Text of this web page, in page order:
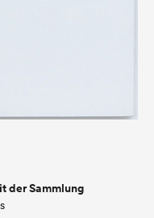
der Sammlung